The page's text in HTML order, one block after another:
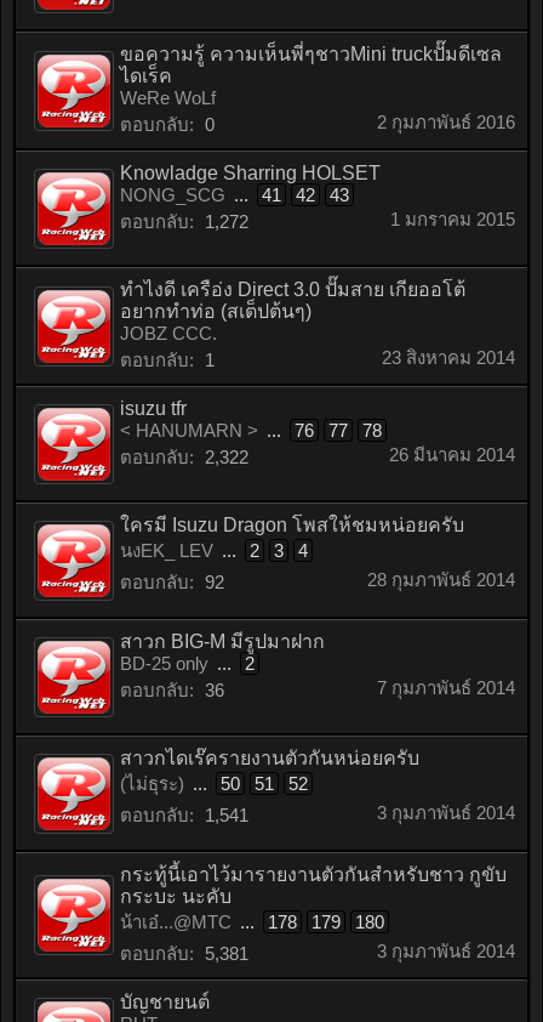
ขอความรู้ ความเห็นพี่ๆชาวMini truckปั๊มดีเซล
ไดเร็ค
WeRe WoLf
ตอบกลับ: 0 2 กุมภาพันธ์ 2016
Knowladge Sharring HOLSET
NONG_SCG ... 41 42
43
ตอบกลับ:
1,272 1 มกราคม 2015
ทำไงดี เครือ่ง Direct 3.0 ปั๊มสาย เกียออโต้
อยากทำท่อ (สเต็ปต้นๆ)
JOBZ CCC.
ตอบกลับ:
1 23 สิงหาคม 2014
isuzu tfr
< HANUMARN > ... 76 77
78
ตอบกลับ:
2,322 26 มีนาคม 2014
ใครมี Isuzu Dragon โพสให้ชมหน่อยครับ
นงEK_ LEV ... 2 3
4
ตอบกลับ: 92 28 กุมภาพันธ์ 2014
สาวก BIG-M มีรูปมาฝาก
BD-25 only ...
2
ตอบกลับ: 36 7 กุมภาพันธ์ 2014
สาวกไดเร๊ครายงานตัวกันหน่อยครับ
(ไม่ธุระ) ... 50 51
52
ตอบกลับ:
1,541 3 กุมภาพันธ์ 2014
กระทู้นี้เอาไว้มารายงานตัวกันสำหรับชาว กูขับ
กระบะ นะคับ
น้าเอ๋...@MTC ... 178 179
180
ตอบกลับ:
5,381 3 กุมภาพันธ์ 2014
บัญชายนต์